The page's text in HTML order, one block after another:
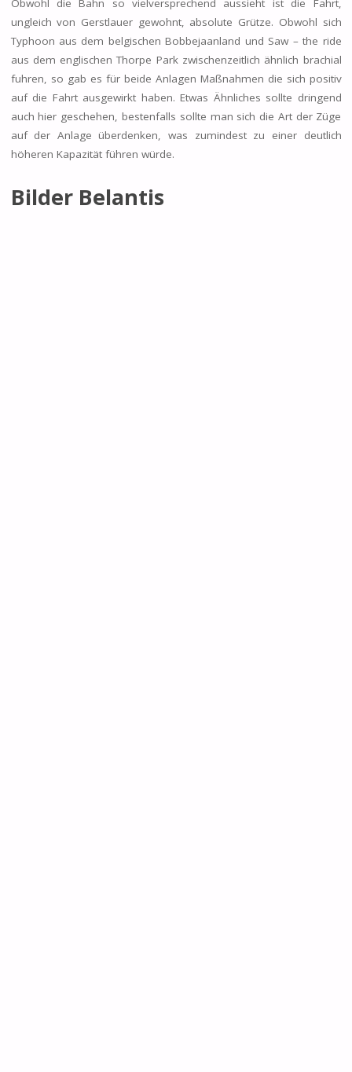
Obwohl die Bahn so vielversprechend aussieht ist die Fahrt,
ungleich von Gerstlauer gewohnt, absolute Grütze. Obwohl sich
Typhoon aus dem belgischen Bobbejaanland und Saw – the ride
aus dem englischen Thorpe Park zwischenzeitlich ähnlich brachial
fuhren, so gab es für beide Anlagen Maßnahmen die sich positiv
auf die Fahrt ausgewirkt haben. Etwas Ähnliches sollte dringend
auch hier geschehen, bestenfalls sollte man sich die Art der Züge
auf der Anlage überdenken, was zumindest zu einer deutlich
höheren Kapazität führen würde.
Bilder Belantis